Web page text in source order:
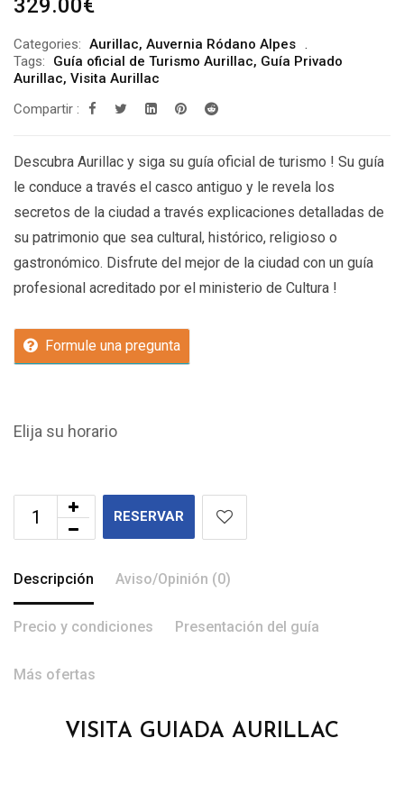
329.00€
Categories: Aurillac, Auvernia Ródano Alpes
Tags:
Guía oficial de Turismo Aurillac, Guía Privado
Aurillac, Visita Aurillac
Compartir :
Descubra Aurillac y siga su guía oficial de turismo ! Su guía
le conduce a través el casco antiguo y le revela los
secretos de la ciudad a través explicaciones detalladas de
su patrimonio que sea cultural, histórico, religioso o
gastronómico. Disfrute del mejor de la ciudad con un guía
profesional acreditado por el ministerio de Cultura !
Formule una pregunta
Elija su horario
RESERVAR
Descripción Aviso/Opinión (0)
Precio y condiciones Presentación del guía
Más ofertas
VISITA GUIADA AURILLAC